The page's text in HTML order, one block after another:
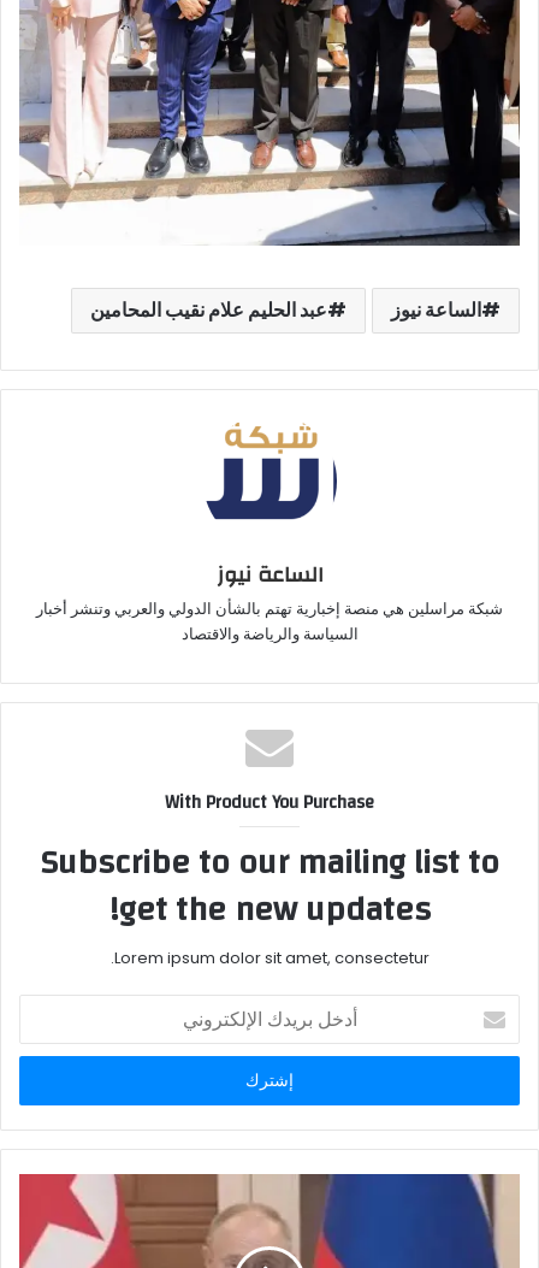
الساعة نيوز عبد الحليم علام نقيب المحامين
الساعة نيوز
شبكة مراسلين هي منصة إخبارية تهتم بالشأن الدولي والعربي وتنشر أخبار
السياسة والرياضة والاقتصاد
With Product You Purchase
Subscribe to our mailing list to
get the new updates!
Lorem ipsum dolor sit amet, consectetur.
أدخل
بريدك
الإلكتروني